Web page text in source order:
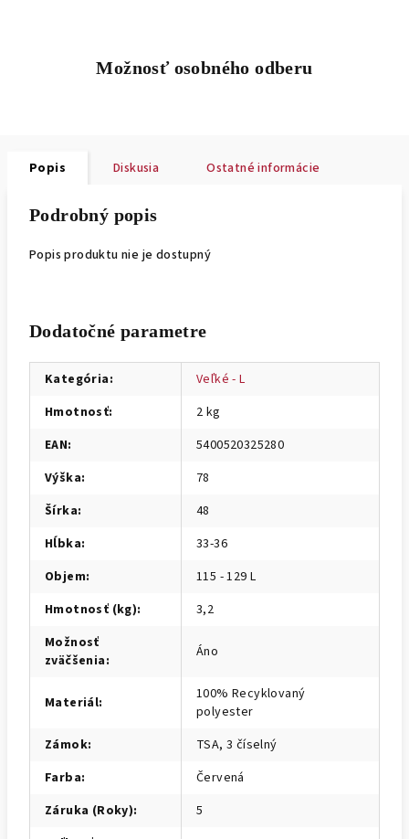
Možnosť osobného odberu
Popis Diskusia Ostatné informácie
Podrobný popis
Popis produktu nie je dostupný
Dodatočné parametre
Kategória:
Veľké - L
Hmotnosť:
2 kg
EAN:
5400520325280
Výška:
78
Šírka:
48
Hĺbka:
33-36
Objem:
115 - 129 L
Hmotnosť (kg):
3,2
Možnosť
zväčšenia: Áno
Materiál:
100% Recyklovaný
polyester
Zámok:
TSA, 3 číselný
Farba:
Červená
Záruka (Roky):
5